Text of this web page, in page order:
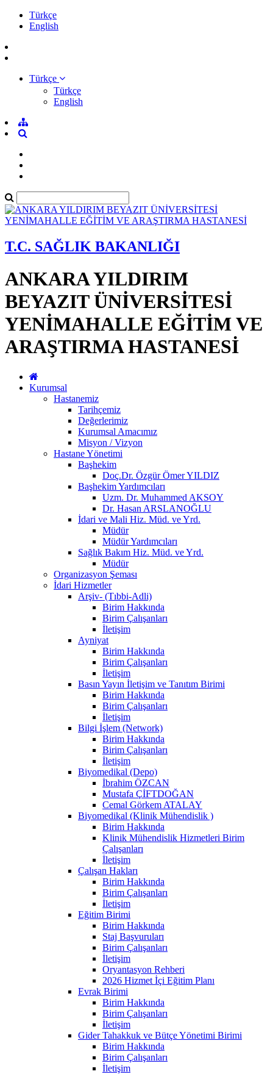
Türkçe
English
Türkçe
Türkçe
English
T.C. SAĞLIK BAKANLIĞI
ANKARA YILDIRIM
BEYAZIT ÜNİVERSİTESİ
YENİMAHALLE EĞİTİM VE
ARAŞTIRMA HASTANESİ
Kurumsal
Hastanemiz
Tarihçemiz
Değerlerimiz
Kurumsal Amacımız
Misyon / Vizyon
Hastane Yönetimi
Başhekim
Doç.Dr. Özgür Ömer YILDIZ
Başhekim Yardımcıları
Uzm. Dr. Muhammed AKSOY
Dr. Hasan ARSLANOĞLU
İdari ve Mali Hiz. Müd. ve Yrd.
Müdür
Müdür Yardımcıları
Sağlık Bakım Hiz. Müd. ve Yrd.
Müdür
Organizasyon Şeması
İdari Hizmetler
Arşiv- (Tıbbi-Adli)
Birim Hakkında
Birim Çalışanları
İletişim
Ayniyat
Birim Hakkında
Birim Çalışanları
İletişim
Basın Yayın İletişim ve Tanıtım Birimi
Birim Hakkında
Birim Çalışanları
İletişim
Bilgi İşlem (Network)
Birim Hakkında
Birim Çalışanları
İletişim
Biyomedikal (Depo)
İbrahim ÖZCAN
Mustafa ÇİFTDOĞAN
Cemal Görkem ATALAY
Biyomedikal (Klinik Mühendislik )
Birim Hakkında
Klinik Mühendislik Hizmetleri Birim
Çalışanları
İletişim
Çalışan Hakları
Birim Hakkında
Birim Çalışanları
İletişim
Eğitim Birimi
Birim Hakkında
Staj Başvuruları
Birim Çalışanları
İletişim
Oryantasyon Rehberi
2026 Hizmet İçi Eğitim Planı
Evrak Birimi
Birim Hakkında
Birim Çalışanları
İletişim
Gider Tahakkuk ve Bütçe Yönetimi Birimi
Birim Hakkında
Birim Çalışanları
İletişim